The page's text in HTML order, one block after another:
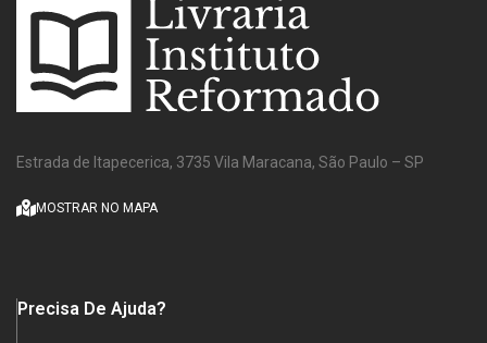
Estrada de Itapecerica, 3735 Vila Maracana, São Paulo – SP
MOSTRAR NO MAPA
Precisa De Ajuda?